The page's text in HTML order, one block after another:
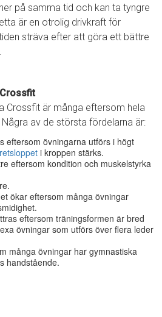
på samma tid och kan ta tyngre
är en otrolig drivkraft för
sträva efter att göra ett bättre
Crossfit är många eftersom hela
av de största fördelarna är:
eftersom övningarna utförs i högt
i kroppen stärks.
eftersom kondition och muskelstyrka
ökar eftersom många övningar
eftersom träningsformen är bred
övningar som utförs över flera leder
många övningar har gymnastiska
handstående.